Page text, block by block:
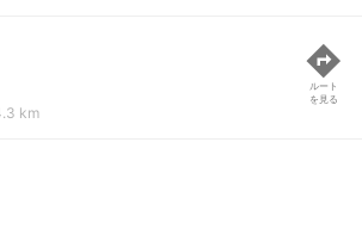
km
ルート
を見る